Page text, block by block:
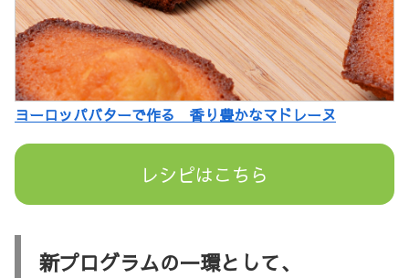
ヨーロッパバターで作る 香り豊かなマドレーヌ
レシピはこちら
新プログラムの一環として、